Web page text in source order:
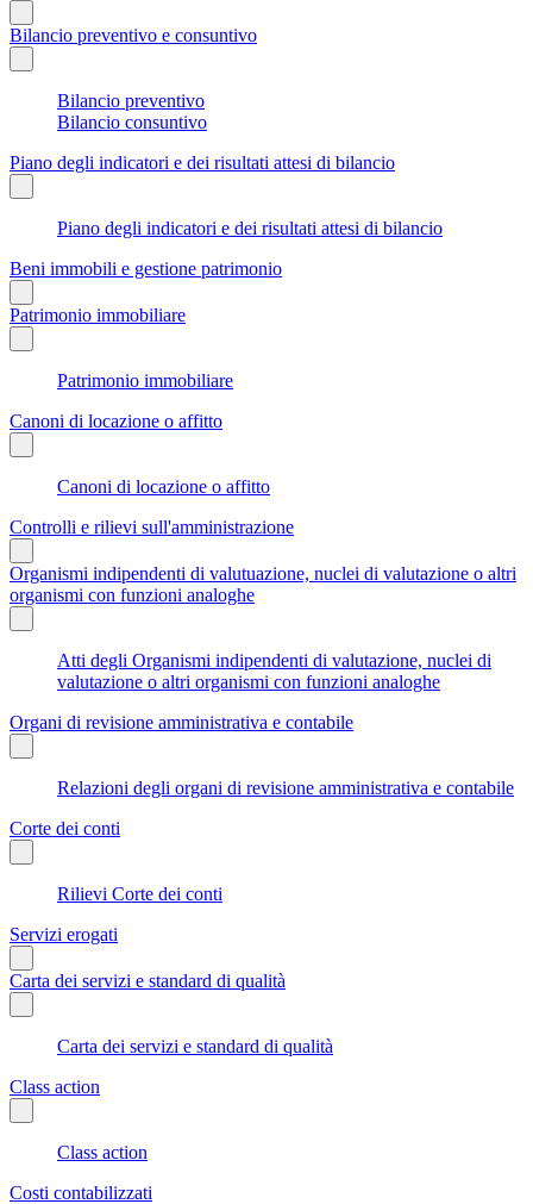
Bilancio preventivo e consuntivo
Bilancio preventivo
Bilancio consuntivo
Piano degli indicatori e dei risultati attesi di bilancio
Piano degli indicatori e dei risultati attesi di bilancio
Beni immobili e gestione patrimonio
Patrimonio immobiliare
Patrimonio immobiliare
Canoni di locazione o affitto
Canoni di locazione o affitto
Controlli e rilievi sull'amministrazione
Organismi indipendenti di valutuazione, nuclei di valutazione o altri
organismi con funzioni analoghe
Atti degli Organismi indipendenti di valutazione, nuclei di
valutazione o altri organismi con funzioni analoghe
Organi di revisione amministrativa e contabile
Relazioni degli organi di revisione amministrativa e contabile
Corte dei conti
Rilievi Corte dei conti
Servizi erogati
Carta dei servizi e standard di qualità
Carta dei servizi e standard di qualità
Class action
Class action
Costi contabilizzati